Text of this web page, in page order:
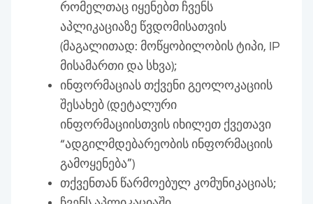
რომელთაც იყენებთ ჩვენს
აპლიკაციაზე წვდომისათვის
(მაგალითად: მოწყობილობის ტიპი, IP
მისამართი და სხვა);
ინფორმაციას თქვენი გეოლოკაციის
შესახებ (დეტალური
ინფორმაციისთვის იხილეთ ქვეთავი
“ადგილმდებარეობის ინფორმაციის
გამოყენება”)
თქვენთან წარმოებულ კომუნიკაციას;